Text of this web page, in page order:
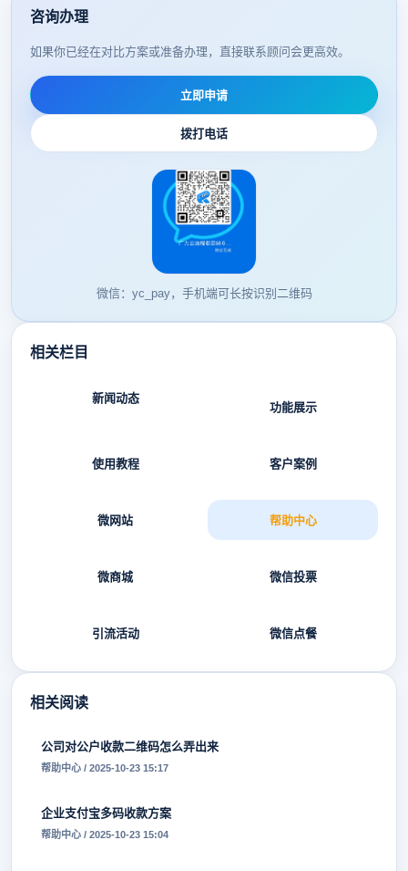
咨询办理
如果你已经在对比方案或准备办理，直接联系顾问会更高效。
立即申请
拨打电话
微信：yc_pay，手机端可长按识别二维码
相关栏目
新闻动态
功能展示
使用教程 客户案例
微网站 帮助中心
微商城 微信投票
引流活动 微信点餐
相关阅读
公司对公户收款二维码怎么弄出来
帮助中心 / 2025-10-23 15:17
企业支付宝多码收款方案
帮助中心 / 2025-10-23 15:04